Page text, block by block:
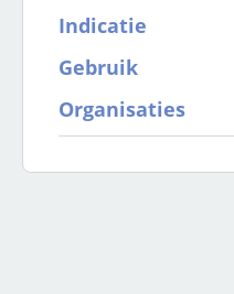
Indicatie
Gebruik
Organisaties